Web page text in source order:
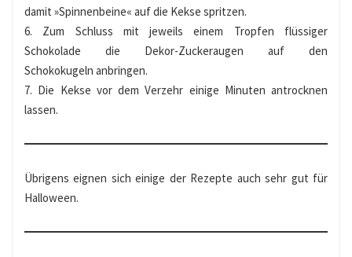
damit »Spinnenbeine« auf die Kekse spritzen.
6. Zum Schluss mit jeweils einem Tropfen flüssiger
Schokolade die Dekor-Zuckeraugen auf den
Schokokugeln anbringen.
7. Die Kekse vor dem Verzehr einige Minuten antrocknen
lassen.
Übrigens eignen sich einige der Rezepte auch sehr gut für
Halloween.